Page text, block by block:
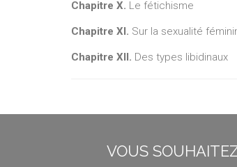
Chapitre X. Le fétichisme
Chapitre XI. Sur la sexualité
Chapitre XII. Des types libidinaux
VOUS